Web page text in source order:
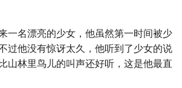
一名漂亮的少女，他虽然第一时间被少
过他没有惊讶太久，他听到了少女的说
山林里鸟儿的叫声还好听，这是他最直